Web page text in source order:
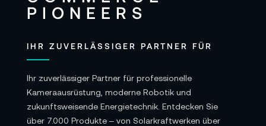
IHR ZUVERLÄSSIGER PARTNER FÜR
Ihr zuverlässiger Partner für professionelle
Kameraausrüstung, moderne Robotik und
zukunftsweisende Energietechnik. Entdecken Sie
über 7.000 Produkte – von Solarkraftwerken über